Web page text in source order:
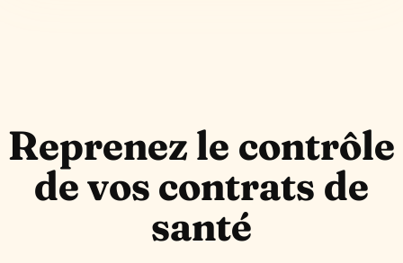
Reprenez le contrôle
de vos contrats de
santé